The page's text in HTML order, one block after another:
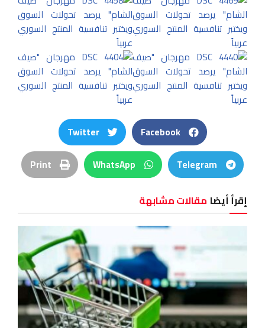
Facebook
Twitter
Telegram
WhatsApp
Print
إقرأ أيضا مقالات مشابهة